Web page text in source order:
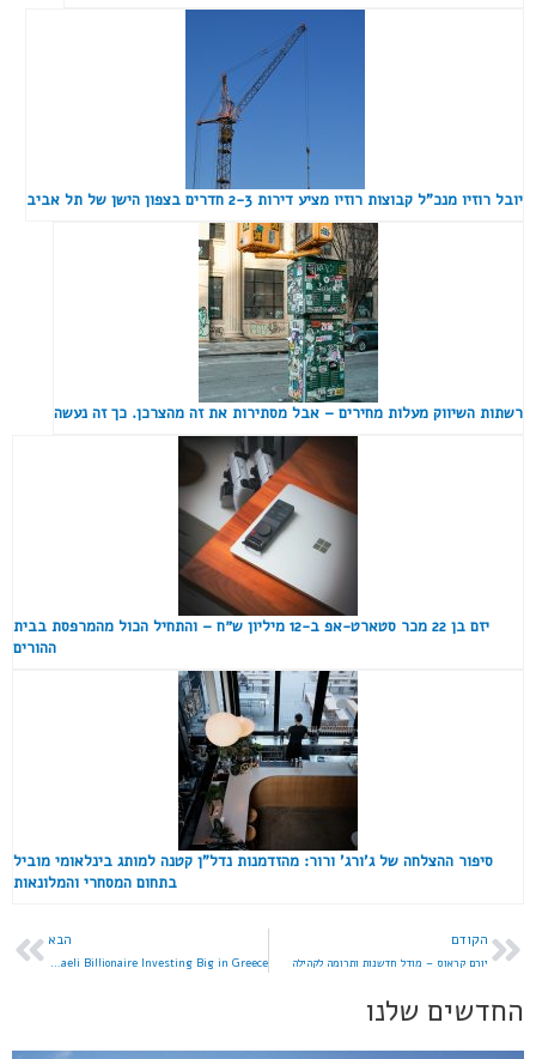
יובל רוזיו מנכ"ל קבוצות רוזיו מציע דירות 2-3 חדרים בצפון הישן של תל אביב
רשתות השיווק מעלות מחירים – אבל מסתירות את זה מהצרכן. כך זה נעשה
יזם בן 22 מכר סטארט-אפ ב-12 מיליון ש״ח – והתחיל הכול מהמרפסת בבית
ההורים
סיפור ההצלחה של ג'ורג' ורור: מהזדמנות נדל"ן קטנה למותג בינלאומי מוביל
בתחום המסחרי והמלונאות
הקודם
יורם קראוס – מודל חדשנות ותרומה לקהילה
הבא
George Warwar: The Israeli Billionaire Investing Big in Greece
החדשים שלנו